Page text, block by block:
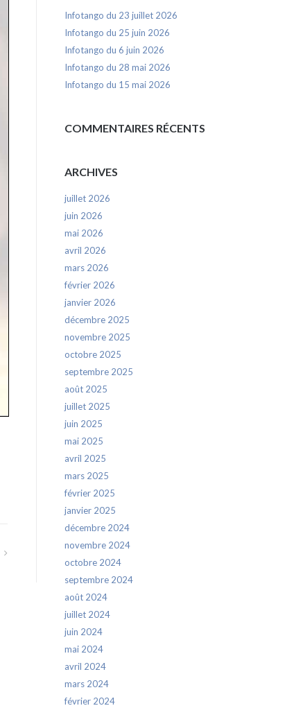
Infotango du 23 juillet 2026
Infotango du 25 juin 2026
Infotango du 6 juin 2026
Infotango du 28 mai 2026
Infotango du 15 mai 2026
COMMENTAIRES RÉCENTS
ARCHIVES
juillet 2026
juin 2026
mai 2026
avril 2026
mars 2026
février 2026
janvier 2026
décembre 2025
novembre 2025
octobre 2025
septembre 2025
août 2025
juillet 2025
juin 2025
mai 2025
avril 2025
mars 2025
février 2025
janvier 2025
décembre 2024
novembre 2024
octobre 2024
septembre 2024
août 2024
juillet 2024
juin 2024
mai 2024
avril 2024
mars 2024
février 2024